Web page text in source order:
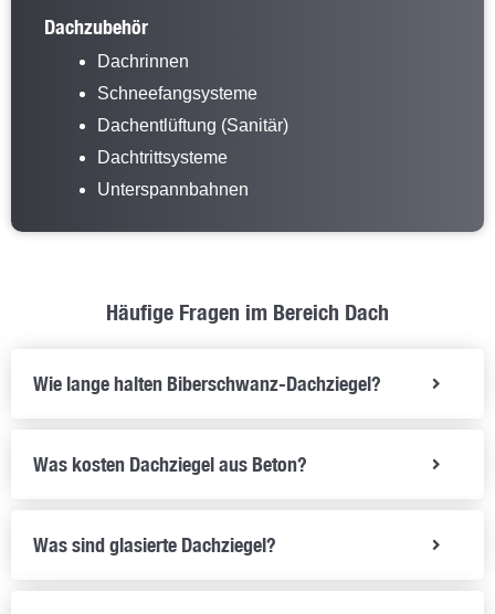
Dachzubehör
Dachrinnen
Schneefangsysteme
Dachentlüftung (Sanitär)
Dachtrittsysteme
Unterspannbahnen
Häufige Fragen im Bereich Dach
Wie lange halten Biberschwanz-Dachziegel?
Was kosten Dachziegel aus Beton?
Was sind glasierte Dachziegel?